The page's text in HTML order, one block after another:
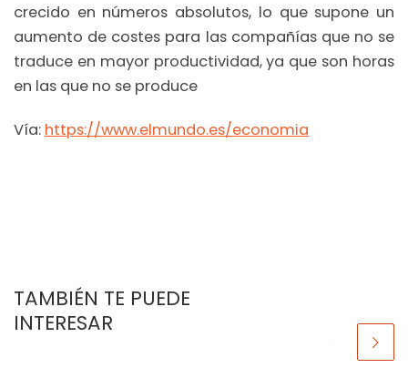
crecido en números absolutos, lo que supone un
aumento de costes para las compañías que no se
traduce en mayor productividad, ya que son horas
en las que no se produce
Vía: https://www.elmundo.es/economia
TAMBIÉN TE PUEDE
INTERESAR